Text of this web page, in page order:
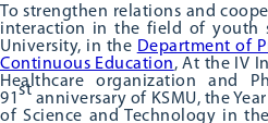
To strengthen relations and
interaction in the field of youth
University, in the Department of
Continuous Education, At the IV
Healthcare organization and
91 st anniversary of KSMU, the
of Science and Technology in